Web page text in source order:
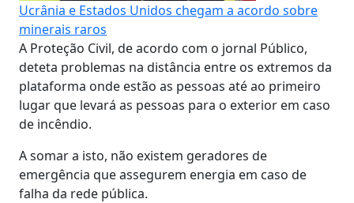
Ucrânia e Estados Unidos chegam a acordo sobre
minerais raros
A Proteção Civil, de acordo com o jornal Público,
deteta problemas na distância entre os extremos da
plataforma onde estão as pessoas até ao primeiro
lugar que levará as pessoas para o exterior em caso
de incêndio.
A somar a isto, não existem geradores de
emergência que assegurem energia em caso de
falha da rede pública.